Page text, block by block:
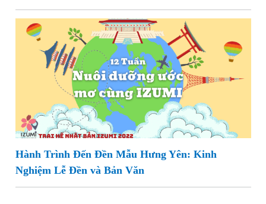
Hành Trình Đến Đền Mẫu Hưng Yên: Kinh
Nghiệm Lễ Đền và Bản Văn